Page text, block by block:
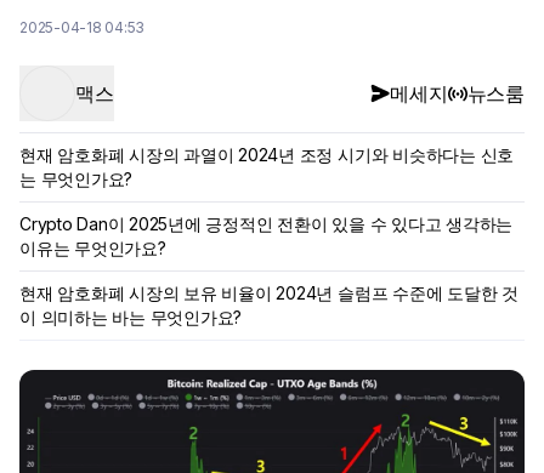
2025-04-18 04:53
맥스 메세지 뉴스룸
현재 암호화폐 시장의 과열이 2024년 조정 시기와 비슷하다는 신호
는 무엇인가요?
Crypto Dan이 2025년에 긍정적인 전환이 있을 수 있다고 생각하는
이유는 무엇인가요?
현재 암호화폐 시장의 보유 비율이 2024년 슬럼프 수준에 도달한 것
이 의미하는 바는 무엇인가요?